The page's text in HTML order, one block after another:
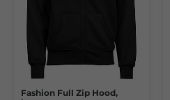
Fashion Full Zip Hood,